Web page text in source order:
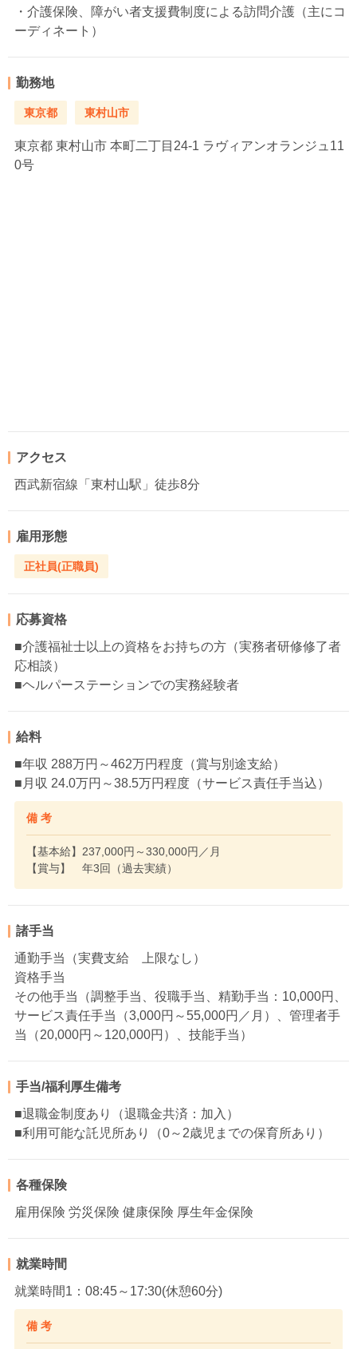
・介護保険、障がい者支援費制度による訪問介護（主にコ
ーディネート）
勤務地
東京都 東村山市
東京都 東村山市 本町二丁目24-1 ラヴィアンオランジュ11
0号
アクセス
西武新宿線「東村山駅」徒歩8分
雇用形態
正社員(正職員)
応募資格
■介護福祉士以上の資格をお持ちの方（実務者研修修了者
応相談）
■ヘルパーステーションでの実務経験者
給料
■年収 288万円～462万円程度（賞与別途支給）
■月収 24.0万円～38.5万円程度（サービス責任手当込）
備 考
【基本給】237,000円～330,000円／月
【賞与】 年3回（過去実績）
諸手当
通勤手当（実費支給 上限なし）
資格手当
その他手当（調整手当、役職手当、精勤手当：10,000円、
サービス責任手当（3,000円～55,000円／月）、管理者手
当（20,000円～120,000円）、技能手当）
手当/福利厚生備考
■退職金制度あり（退職金共済：加入）
■利用可能な託児所あり（0～2歳児までの保育所あり）
各種保険
雇用保険 労災保険 健康保険 厚生年金保険
就業時間
就業時間1：08:45～17:30(休憩60分)
備 考